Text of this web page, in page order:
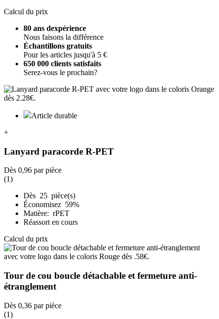
Calcul du prix
80 ans dexpérience
Nous faisons la différence
Échantillons gratuits
Pour les articles jusqu'à 5 €
650 000 clients satisfaits
Serez-vous le prochain?
Article durable
+
Lanyard paracorde R-PET
Dès 0,96 par pièce
(1)
Dès 25 pièce(s)
Économisez 59%
Matière: rPET
Réassort en cours
Calcul du prix
Tour de cou boucle détachable et fermeture anti-
étranglement
Dès 0,36 par pièce
(1)